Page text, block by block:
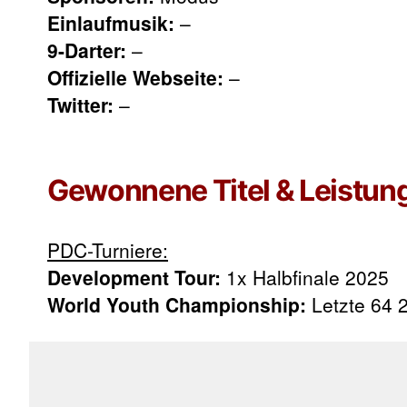
Einlaufmusik: –
9-Darter: –
Offizielle Webseite: –
Twitter: –
Gewonnene Titel &
PDC-Turniere:
Development Tour: 1x Halbfinale 2025
World Youth Championship: Letzte 64